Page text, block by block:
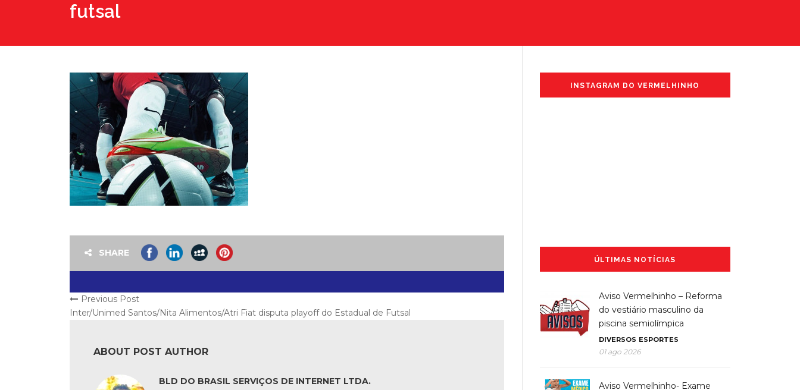
futsal
SHARE
Previous Post
Inter/Unimed Santos/Nita Alimentos/Atri Fiat disputa playoff do Estadual de Futsal
ABOUT POST AUTHOR
BLD DO BRASIL SERVIÇOS DE INTERNET LTDA.
INSTAGRAM DO VERMELHINHO
ÚLTIMAS NOTÍCIAS
Aviso Vermelhinho – Reforma
do vestiário masculino da
piscina semiolímpica
DIVERSOS ESPORTES
01 ago 2026
Aviso Vermelhinho- Exame